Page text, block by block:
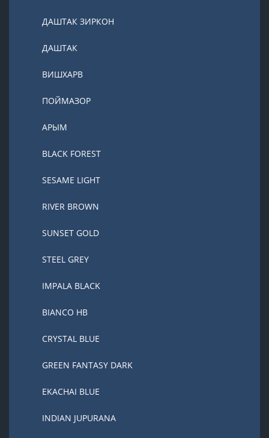
ДАШТАК ЗИРКОН
ДАШТАК
ВИШХАРВ
ПОЙМАЗОР
АРЫМ
BLACK FOREST
SESAME LIGHT
RIVER BROWN
SUNSET GOLD
STEEL GREY
IMPALA BLACK
BIANCO HB
CRYSTAL BLUE
GREEN FANTASY DARK
EKACHAI BLUE
INDIAN JUPURANA